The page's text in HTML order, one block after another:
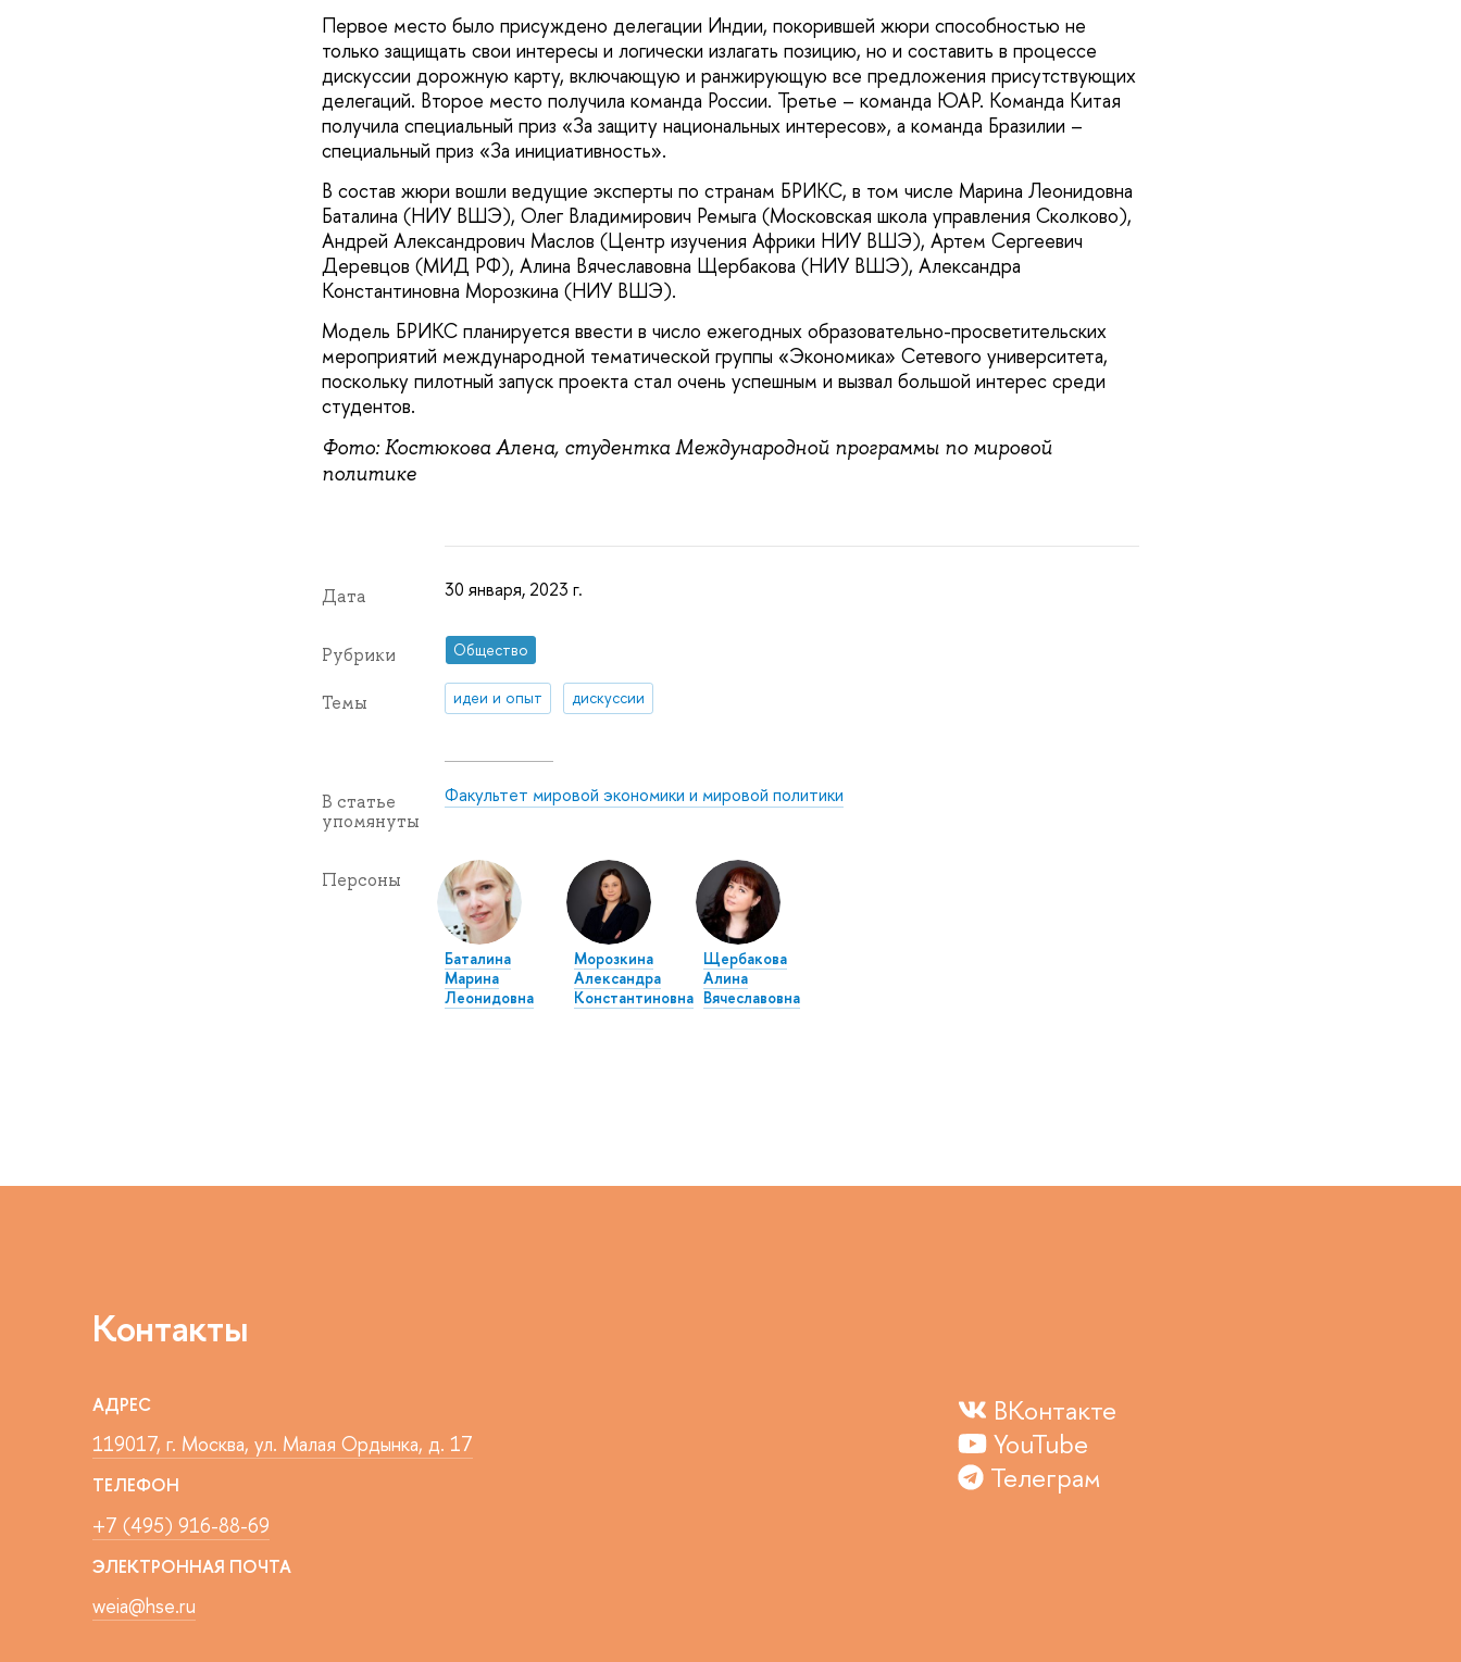
Первое место было присуждено делегации Индии, покорившей жюри способностью не
только защищать свои интересы и логически излагать позицию, но и составить в процессе
дискуссии дорожную карту, включающую и ранжирующую все предложения присутствующих
делегаций. Второе место получила команда России. Третье – команда ЮАР. Команда Китая
получила специальный приз «За защиту национальных интересов», а команда Бразилии –
специальный приз «За инициативность».
В состав жюри вошли ведущие эксперты по странам БРИКС, в том числе Марина Леонидовна
Баталина (НИУ ВШЭ), Олег Владимирович Ремыга (Московская школа управления Сколково),
Андрей Александрович Маслов (Центр изучения Африки НИУ ВШЭ), Артем Сергеевич
Деревцов (МИД РФ), Алина Вячеславовна Щербакова (НИУ ВШЭ), Александра
Константиновна Морозкина (НИУ ВШЭ).
Модель БРИКС планируется ввести в число ежегодных образовательно-просветительских
мероприятий международной тематической группы «Экономика» Сетевого университета,
поскольку пилотный запуск проекта стал очень успешным и вызвал большой интерес среди
студентов.
Фото: Костюкова Алена, студентка Международной программы по мировой
политике
Дата 30 января, 2023 г.
Рубрики Общество
Темы идеи и опыт дискуссии
В статье
упомянуты
Факультет мировой экономики и мировой политики
Персоны
Баталина
Марина
Леонидовна
Морозкина
Александра
Константиновна
Щербакова
Алина
Вячеславовна
Контакты
АДРЕС
119017, г. Москва, ул. Малая Ордынка, д. 17
ТЕЛЕФОН
+7 (495) 916-88-69
ЭЛЕКТРОННАЯ ПОЧТА
weia@hse.ru
ВКонтакте
YouTube
Телеграм